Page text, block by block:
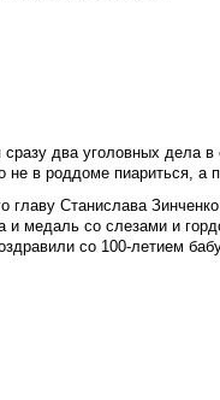
два уголовных дела
в роддоме пиариться, а
Станислава Зинченко
и медаль со слезами и
со 100-летием